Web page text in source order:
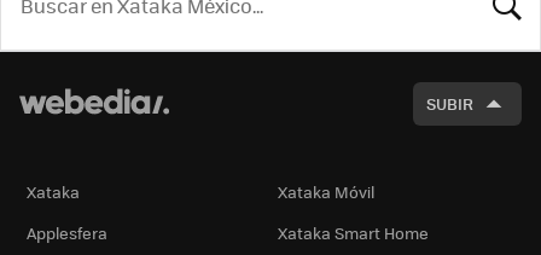
SUBIR
Xataka
Xataka Móvil
Applesfera
Xataka Smart Home